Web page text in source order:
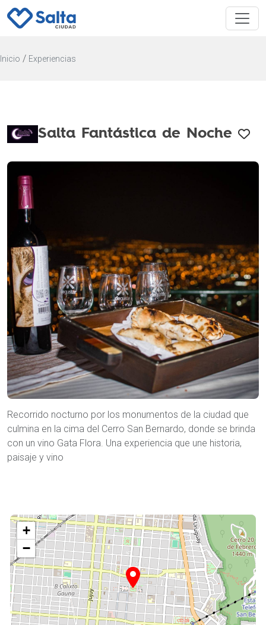
Inicio / Experiencias
Salta Fantástica de Noche
Recorrido nocturno por los monumentos de la ciudad que
culmina en la cima del Cerro San Bernardo, donde se brinda
con un vino Gata Flora. Una experiencia que une historia,
paisaje y vino
+
−